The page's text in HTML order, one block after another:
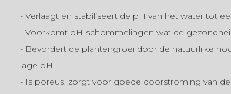
- Verlaagt en stabiliseert de pH van het water tot
- Voorkomt pH-schommelingen wat de
- Bevordert de plantengroei door de natuurlijke
lage pH
- Is poreus, zorgt voor goede doorstroming van